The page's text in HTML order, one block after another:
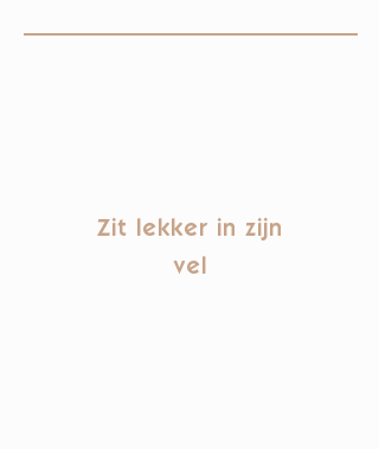
Zit lekker in zijn
vel